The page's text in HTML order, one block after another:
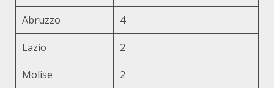
Abruzzo 4
Lazio 2
Molise 2